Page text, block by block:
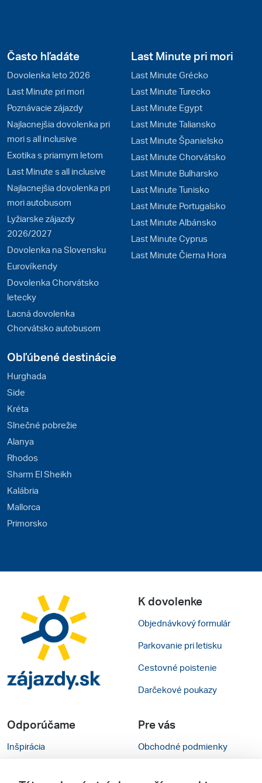
Často hľadáte
Dovolenka leto 2026
Last Minute pri mori
Poznávacie zájazdy
Najlacnejšia dovolenka pri
mori s all inclusive
Exotika s priamym letom
Last Minute s all inclusive
Najlacnejšia dovolenka pri
mori autobusom
Lyžiarske zájazdy
2026/2027
Dovolenka na Slovensku
Eurovíkendy
Dovolenka Chorvátsko
letecky
Lacná dovolenka
Chorvátsko autobusom
Last Minute pri mori
Last Minute Grécko
Last Minute Turecko
Last Minute Egypt
Last Minute Taliansko
Last Minute Španielsko
Last Minute Chorvátsko
Last Minute Bulharsko
Last Minute Tunisko
Last Minute Portugalsko
Last Minute Albánsko
Last Minute Cyprus
Last Minute Čierna Hora
Obľúbené destinácie
Hurghada
Side
Kréta
Slnečné pobrežie
Alanya
Rhodos
Sharm El Sheikh
Kalábria
Mallorca
Primorsko
K dovolenke
Objednávkový formulár
Parkovanie pri letisku
Cestovné poistenie
Darčekové poukazy
Odporúčame
Inšpirácia
Pre vás
Obchodné podmienky